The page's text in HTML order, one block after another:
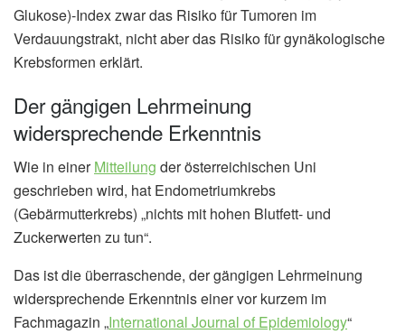
Glukose)-Index zwar das Risiko für Tumoren im
Verdauungstrakt, nicht aber das Risiko für gynäkologische
Krebsformen erklärt.
Der gängigen Lehrmeinung
widersprechende Erkenntnis
Wie in einerMitteilung der österreichischen Uni
geschrieben wird, hat Endometriumkrebs
(Gebärmutterkrebs) „nichts mit hohen Blutfett- und
Zuckerwerten zu tun“.
Das ist die überraschende, der gängigen Lehrmeinung
widersprechende Erkenntnis einer vor kurzem im
Fachmagazin „International Journal of Epidemiology“